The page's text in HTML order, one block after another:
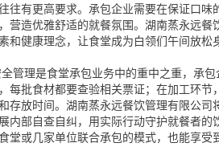
往有更高要求。承包企业需要在保证口
营造优雅舒适的就餐氛围。湖南蒸永远
和健康理念，让食堂成为白领们午间放松
管理是食堂承包业务中的重中之重，承
每批食材都要查验相关票证；在加工环
存放时间。湖南蒸永远餐饮管理有限公
内部自查自纠，用实际行动守护就餐者
堂或几家单位联合承包的模式，也能享